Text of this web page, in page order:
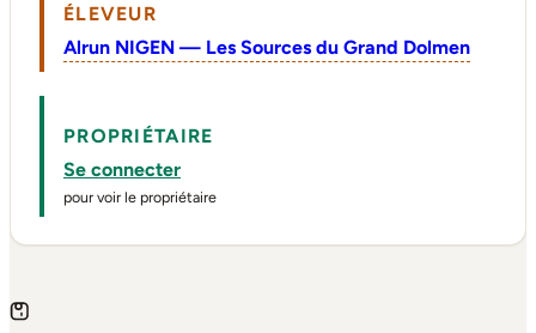
ÉLEVEUR
Alrun NIGEN — Les Sources du Grand Dolmen
PROPRIÉTAIRE
Se connecter
pour voir le propriétaire